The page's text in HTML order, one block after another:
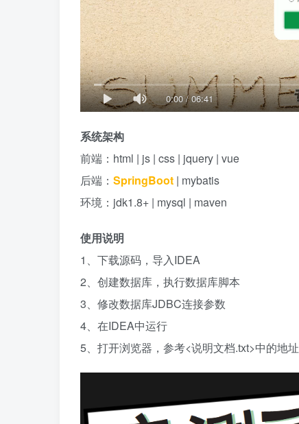
0:00/06:41
系统架构
前端：html | js | css | jquery | vue
后端： SpringBoot | mybatis
环境：jdk1.8+ | mysql | maven
使用说明
1、下载源码，导入IDEA
2、创建数据库，执行数据库脚本
3、修改数据库JDBC连接参数
4、在IDEA中运行
5、打开浏览器，参考<说明文档.txt>中的地址